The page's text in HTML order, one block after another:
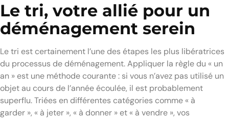
Le tri, votre allié pour un
déménagement serein
Le tri est certainement l’une des étapes les plus libératrices
du processus de déménagement. Appliquer la règle du « un
an » est une méthode courante : si vous n’avez pas utilisé un
objet au cours de l’année écoulée, il est probablement
superflu. Triées en différentes catégories comme « à
garder », « à jeter », « à donner » et « à vendre », vos